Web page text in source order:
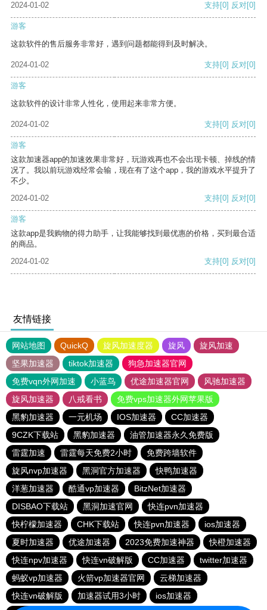
2024-01-02 支持[0] 反对[0]
游客
这款软件的售后服务非常好，遇到问题都能得到及时解决。
2024-01-02 支持[0] 反对[0]
游客
这款软件的设计非常人性化，使用起来非常方便。
2024-01-02 支持[0] 反对[0]
游客
这款加速器app的加速效果非常好，玩游戏再也不会出现卡顿、掉线的情
况了。我以前玩游戏经常会输，现在有了这个app，我的游戏水平提升了
不少。
2024-01-02
支持[0] 反对[0]
游客
这款app是我购物的得力助手，让我能够找到最优惠的价格，买到最合适
的商品。
2024-01-02
支持[0] 反对[0]
友情链接
网站地图 QuickQ 旋风加速度器 旋风
旋风加速
坚果加速器
tiktok加速器
狗急加速器官网
免费vqn外网加速
小蓝鸟 优途加速器官网
风驰加速器
旋风加速器
八戒看书
免费vps加速器外网苹果版
黑豹加速器
一元机场 IOS加速器
CC加速器
9CZK下载站
黑豹加速器
油管加速器永久免费版
雷霆加速
雷霆每天免费2小时
免费跨墙软件
旋风nvp加速器
黑洞官方加速器
快鸭加速器
洋葱加速器
酷通vp加速器
BitzNet加速器
DISBAO下载站
黑洞加速官网
快连pvn加速器
快柠檬加速器
CHK下载站 快连pvn加速器
ios加速器
夏时加速器
优途加速器 2023免费加速神器
快橙加速器
快连npv加速器
快连vn破解版 CC加速器
twitter加速器
蚂蚁vp加速器
火箭vp加速器官网
云梯加速器
快连vn破解版
加速器试用3小时
ios加速器